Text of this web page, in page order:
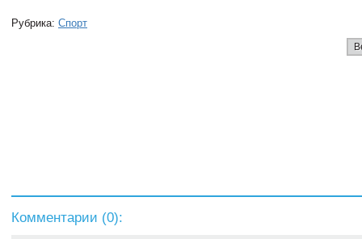
Рубрика: Спорт
Комментарии (0):